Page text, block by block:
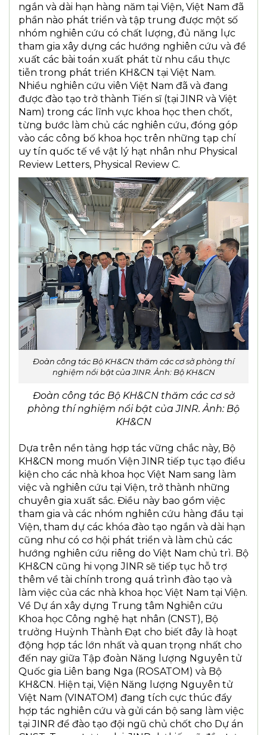
ngắn và dài hạn hàng năm tại Viện, Việt Nam đã
phần nào phát triển và tập trung được một số
nhóm nghiên cứu có chất lượng, đủ năng lực
tham gia xây dựng các hướng nghiên cứu và đề
xuất các bài toán xuất phát từ nhu cầu thực
tiễn trong phát triển KH&CN tại Việt Nam.
Nhiều nghiên cứu viên Việt Nam đã và đang
được đào tạo trở thành Tiến sĩ (tại JINR và Việt
Nam) trong các lĩnh vực khoa học then chốt,
từng bước làm chủ các nghiên cứu, đóng góp
vào các công bố khoa học trên những tạp chí
uy tín quốc tế về vật lý hạt nhân như Physical
Review Letters, Physical Review C.
Đoàn công tác Bộ KH&CN thăm các cơ sở phòng thí
nghiệm nổi bật của JINR. Ảnh: Bộ KH&CN
Đoàn công tác Bộ KH&CN thăm các cơ sở
phòng thí nghiệm nổi bật của JINR. Ảnh: Bộ
KH&CN
Dựa trên nền tảng hợp tác vững chắc này, Bộ
KH&CN mong muốn Viện JINR tiếp tục tạo điều
kiện cho các nhà khoa học Việt Nam sang làm
việc và nghiên cứu tại Viện, trở thành những
chuyên gia xuất sắc. Điều này bao gồm việc
tham gia và các nhóm nghiên cứu hàng đầu tại
Viện, tham dự các khóa đào tạo ngắn và dài hạn
cũng như có cơ hội phát triển và làm chủ các
hướng nghiên cứu riêng do Việt Nam chủ trì. Bộ
KH&CN cũng hi vọng JINR sẽ tiếp tục hỗ trợ
thêm về tài chính trong quá trình đào tạo và
làm việc của các nhà khoa học Việt Nam tại Viện.
Về Dự án xây dựng Trung tâm Nghiên cứu
Khoa học Công nghệ hạt nhân (CNST), Bộ
trưởng Huỳnh Thành Đạt cho biết đây là hoạt
động hợp tác lớn nhất và quan trọng nhất cho
đến nay giữa Tập đoàn Năng lượng Nguyên tử
Quốc gia Liên bang Nga (ROSATOM) và Bộ
KH&CN. Hiện tại, Viện Năng lượng Nguyên tử
Việt Nam (VINATOM) đang tích cực thúc đẩy
hợp tác nghiên cứu và gửi cán bộ sang làm việc
tại JINR để đào tạo đội ngũ chủ chốt cho Dự án